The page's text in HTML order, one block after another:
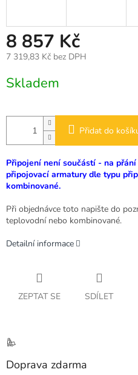
8 857 Kč
7 319,83 Kč bez DPH
cena:
Skladem
Přidat do
Připojení není součástí - na
připojovací armatury dle typu
kombinované.
Při objednávce toto napište do
teplovodní nebo kombinované.
Detailní informace
ZEPTAT SE SDÍLET
Doprava zdarma